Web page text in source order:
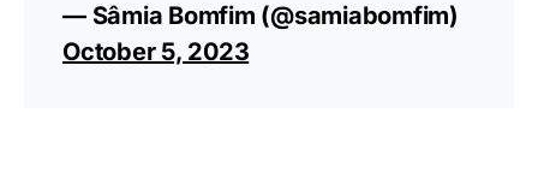
— Sâmia Bomfim (@samiabomfim)
October 5, 2023